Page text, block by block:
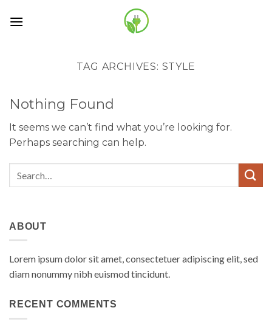
TAG ARCHIVES: STYLE
Nothing Found
It seems we can’t find what you’re looking for.
Perhaps searching can help.
ABOUT
Lorem ipsum dolor sit amet, consectetuer adipiscing elit, sed
diam nonummy nibh euismod tincidunt.
RECENT COMMENTS